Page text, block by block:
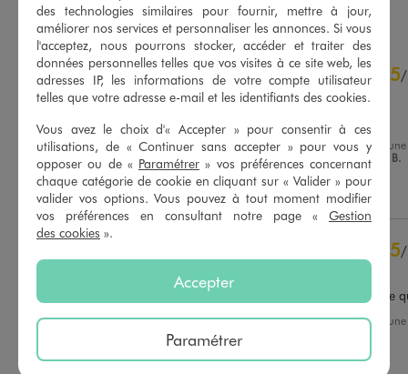
4.8/5
Basé sur48 avis soumis à un
contrôle
Voir tous les avis sur ce site
5étoiles
3
0
5/
Avis vérifié et récompensé
Avis du 02/08/2026 , suite à
20/07/2026
Marie Noelle B.
Utile(0) Signaler
5/
Avis vérifié et récompensé
Idéal pour cet hiver ! Bonne
Avis du29/07/2026 , suite à
Utile(0) Signaler
des technologies similaires pour fournir, mettre à jour,
améliorer nos services et personnaliser les annonces. Si vous
l'acceptez, nous pourrons stocker, accéder et traiter des
données personnelles telles que vos visites à ce site web, les
adresses IP, les informations de votre compte utilisateur
telles que votre adresse e-mail et les identifiants des cookies.
Vous avez le choix d'« Accepter » pour consentir à ces
utilisations, de « Continuer sans accepter » pour vous y
opposer ou de « Paramétrer » vos préférences concernant
chaque catégorie de cookie en cliquant sur « Valider » pour
valider vos options. Vous pouvez à tout moment modifier
vos préférences en consultant notre page « Gestion
des cookies ».
Accepter
Paramétrer